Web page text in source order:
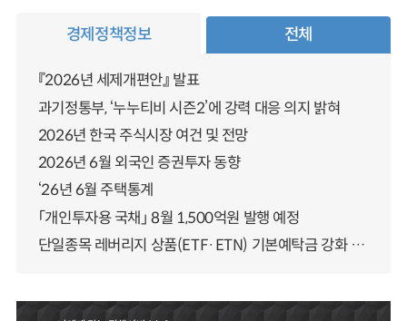
경제정책정보 전체
『2026년 세제개편안』 발표
과기정통부, ‘누누티비 시즌2’에 강력 대응 의지 밝혀
2026년 한국 주식시장 여건 및 전망
2026년 6월 외국인 증권투자 동향
‘26년 6월 주택통계
「개인투자용 국채」 8월 1,500억원 발행 예정
단일종목 레버리지 상품(ETF·ETN) 기본예탁금 강화 조기시행 방안 안내